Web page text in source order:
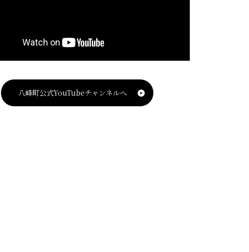
八峰町公式YouTubeチャンネルへ